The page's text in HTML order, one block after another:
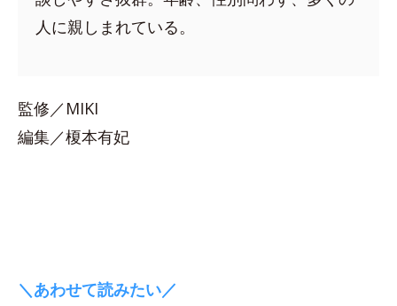
人に親しまれている。
監修／MIKI
編集／榎本有妃
＼あわせて読みたい／